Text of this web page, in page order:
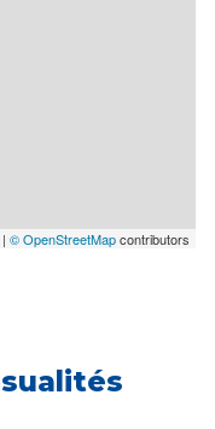
| © OpenStreetMapcontributors